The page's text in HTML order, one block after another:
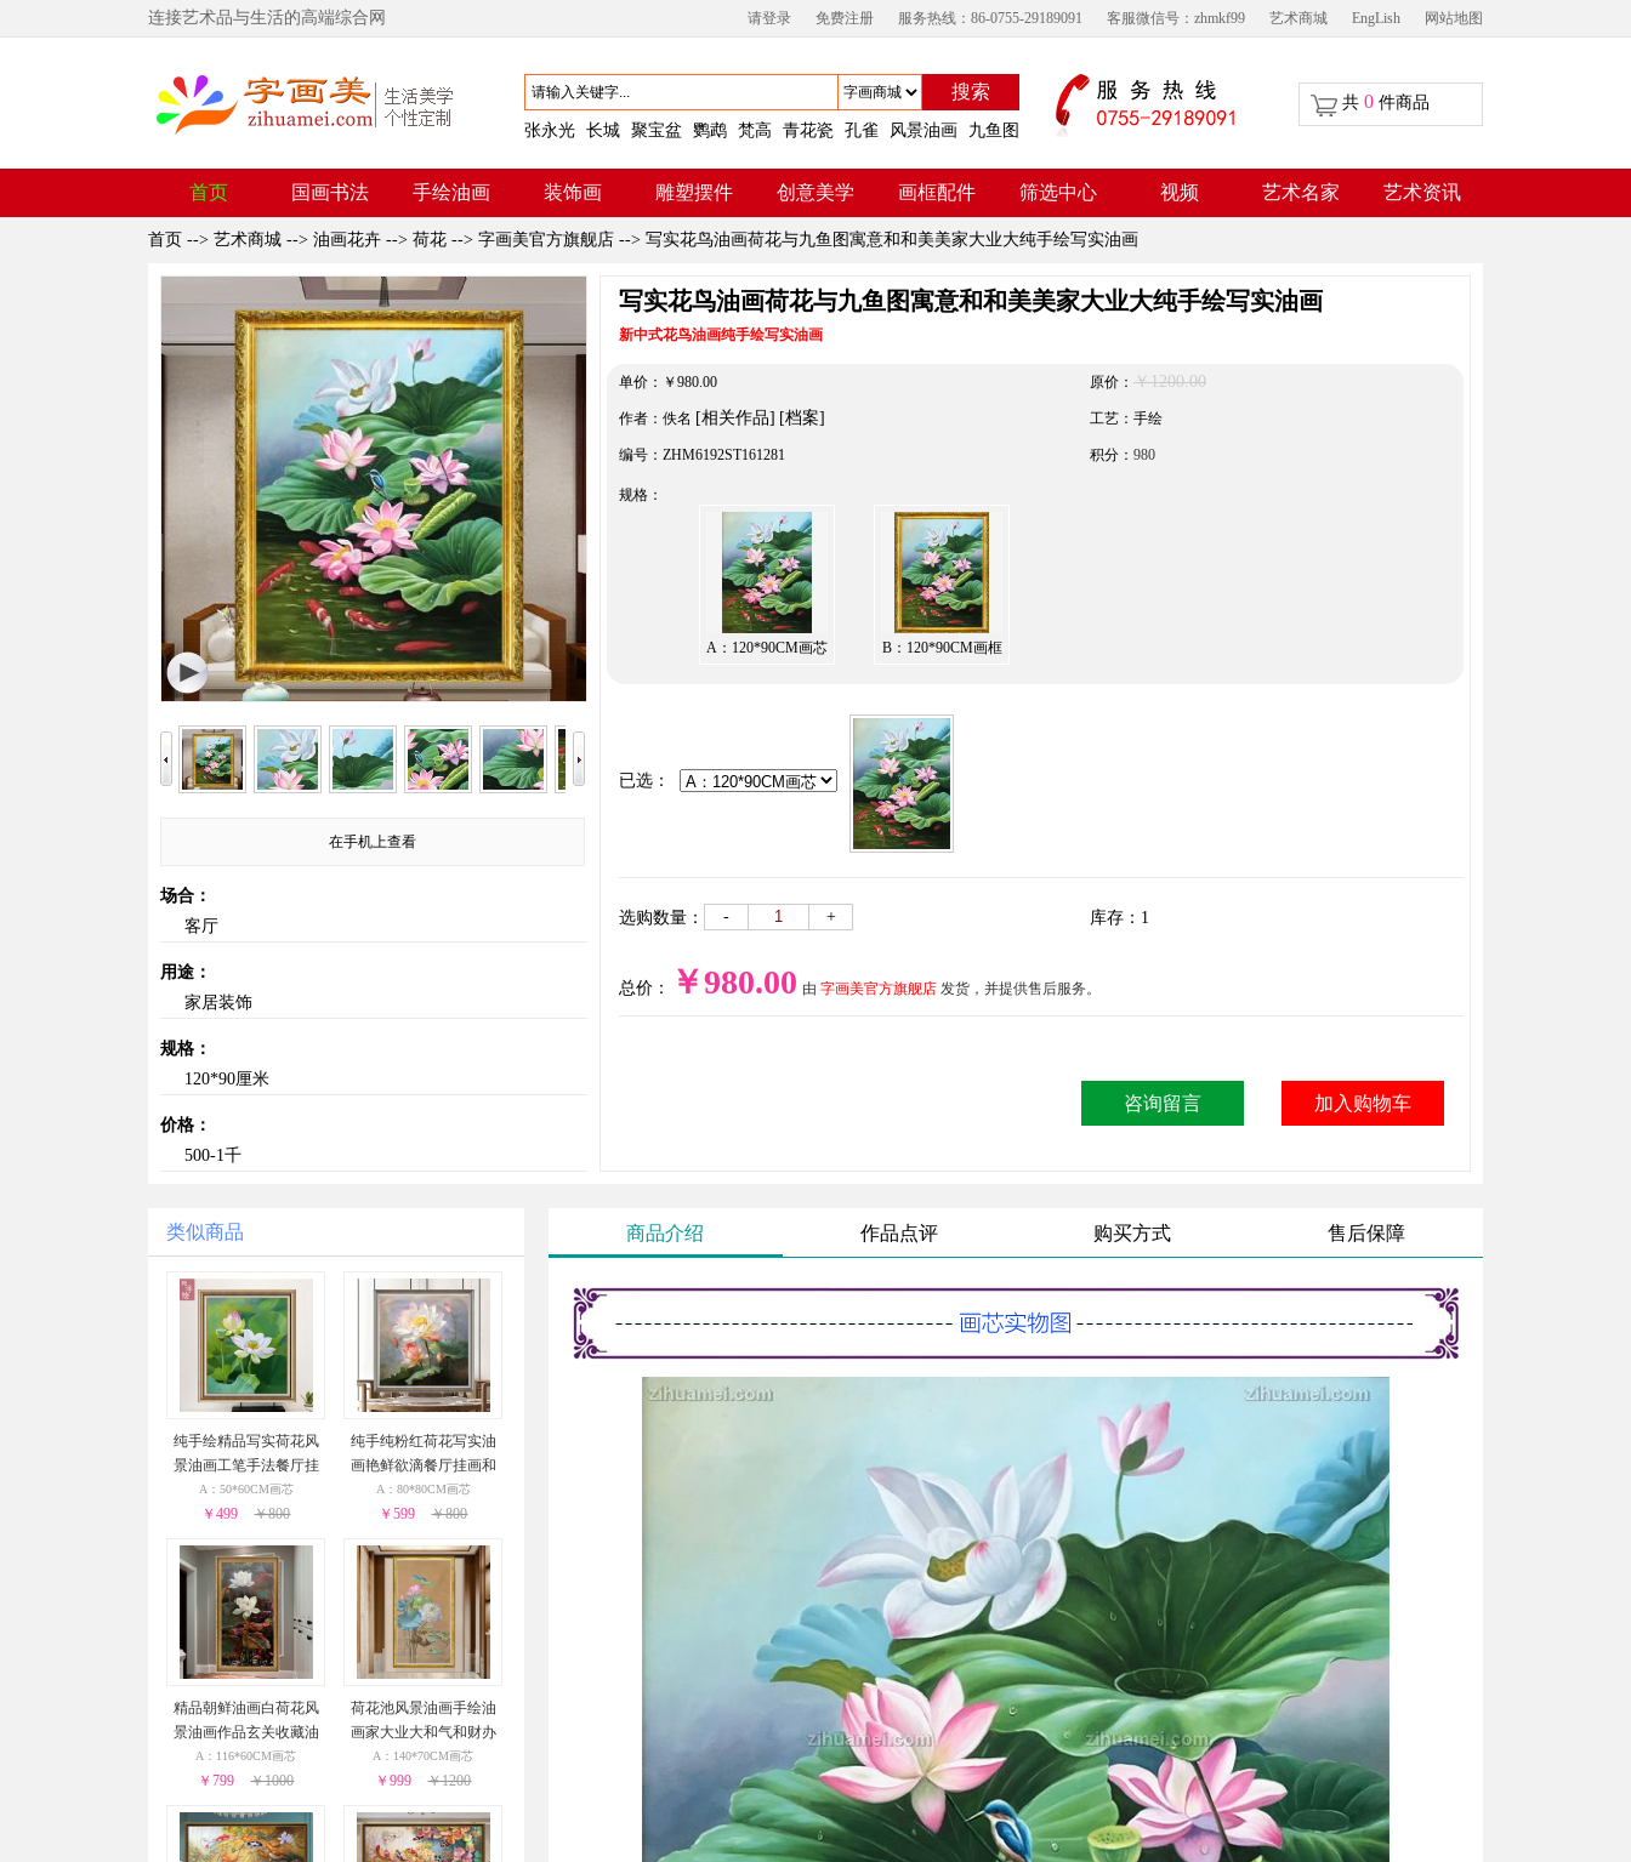
连接艺术品与生活的高端综合网 请登录 免费注册 服务热线：86-0755-29189091 客服微信号：zhmkf99 艺术商城 EngLish 网站地图
搜索
张永光 长城 聚宝盆 鹦鹉 梵高 青花瓷 孔雀 风景油画 九鱼图
共 0 件商品
首页 国画书法 手绘油画 装饰画 雕塑摆件 创意美学 画框配件 筛选中心 视频 艺术名家 艺术资讯
首页 --> 艺术商城 --> 油画花卉 --> 荷花 --> 字画美官方旗舰店 --> 写实花鸟油画荷花与九鱼图寓意和和美美家大业大纯手绘写实油画
在手机上查看
场合：
客厅
用途：
家居装饰
规格：
120*90厘米
价格：
500-1千
写实花鸟油画荷花与九鱼图寓意和和美美家大业大纯手绘写实油画
新中式花鸟油画纯手绘写实油画
单价： ￥ 980.00 原价： ￥1200.00
作者：佚名 [相关作品] [档案] 工艺：手绘
编号：ZHM6192ST161281 积分： 980
规格：
A：120*90CM画芯 B：120*90CM画框
已选：
选购数量： - + 库存： 1
总价： ￥980.00 由 字画美官方旗舰店 发货，并提供售后服务。
类似商品
纯手绘精品写实荷花风
景油画工笔手法餐厅挂
画环保PS外框
A：50*60CM画芯
￥499 ￥800
纯手纯粉红荷花写实油
画艳鲜欲滴餐厅挂画和
气生财
A：80*80CM画芯
￥599 ￥800
精品朝鲜油画白荷花风
景油画作品玄关收藏油
画实木外框
A：116*60CM画芯
￥799 ￥1000
荷花池风景油画手绘油
画家大业大和气和财办
公室油画实木外框
A：140*70CM画芯
￥999 ￥1200
商品介绍 作品点评 购买方式 售后保障